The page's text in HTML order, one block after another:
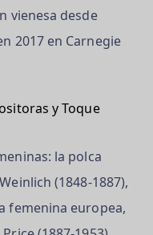
vienesa desde
2017 en Carnegie
y Toque
la polca
(1848-1887),
femenina europea,